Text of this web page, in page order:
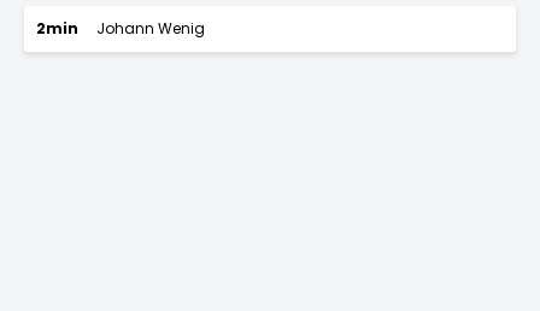
2min Johann Wenig